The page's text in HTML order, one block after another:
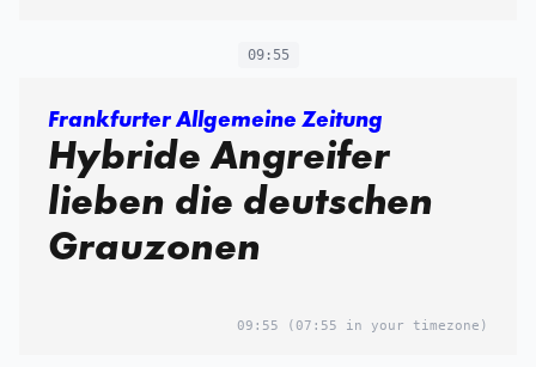
09:55
Frankfurter Allgemeine Zeitung
Hybride Angreifer
lieben die deutschen
Grauzonen
09:55 (07:55 in your timezone)